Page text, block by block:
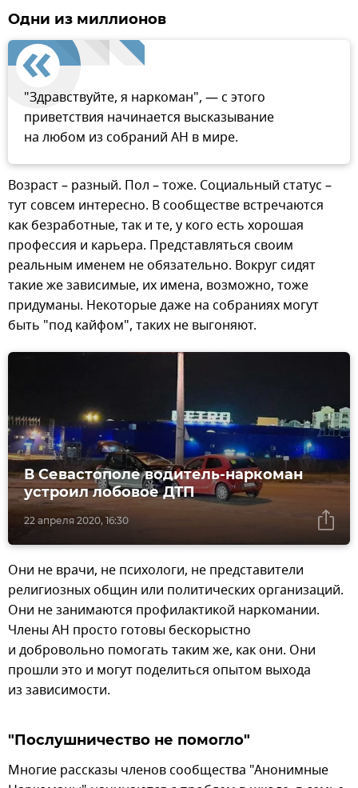
Одни из миллионов
"Здравствуйте, я наркоман", — с этого
приветствия начинается высказывание
на любом из собраний АН в мире.
Возраст – разный. Пол – тоже. Социальный статус –
тут совсем интересно. В сообществе встречаются
как безработные, так и те, у кого есть хорошая
профессия и карьера. Представляться своим
реальным именем не обязательно. Вокруг сидят
такие же зависимые, их имена, возможно, тоже
придуманы. Некоторые даже на собраниях могут
быть "под кайфом", таких не выгоняют.
22 апреля 2020, 16:30
В Севастополе водитель-наркоман
устроил лобовое ДТП
Они не врачи, не психологи, не представители
религиозных общин или политических организаций.
Они не занимаются профилактикой наркомании.
Члены АН просто готовы бескорыстно
и добровольно помогать таким же, как они. Они
прошли это и могут поделиться опытом выхода
из зависимости.
"Послушничество не помогло"
Многие рассказы членов сообщества "Анонимные